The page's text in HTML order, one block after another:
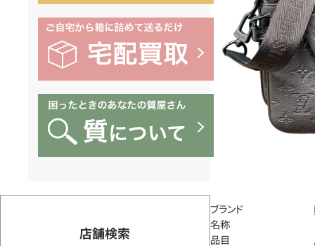
店舗検索
ブランド
名称
品目